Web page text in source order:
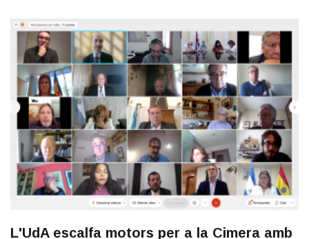
L'UdA escalfa motors per a la Cimera amb